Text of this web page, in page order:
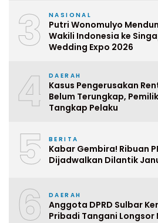
3 NASIONAL
Putri Wonomulyo
Wakili Indonesia ke
Wedding Expo 2026
4 DAERAH
Kasus Pengerusakan
Belum Terungkap,
Tangkap Pelaku
5 BERITA
Kabar Gembira! Ribuan
Dijadwalkan Dilantik
6 DAERAH
Anggota DPRD Sulbar
Pribadi Tangani